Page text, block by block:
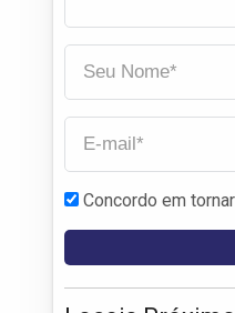
Concordo em